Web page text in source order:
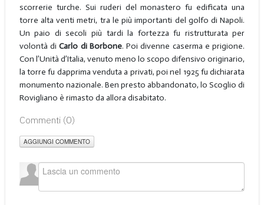
scorrerie turche. Sui ruderi del monastero fu edificata una
torre alta venti metri, tra le più importanti del golfo di Napoli.
Un paio di secoli più tardi la fortezza fu ristrutturata per
volontà diCarlo di Borbone. Poi divenne caserma e prigione.
Con l’Unità d’Italia, venuto meno lo scopo difensivo originario,
la torre fu dapprima venduta a privati, poi nel 1925 fu dichiarata
monumento nazionale. Ben presto abbandonato, lo Scoglio di
Rovigliano è rimasto da allora disabitato.
Commenti (0)
AGGIUNGI COMMENTO